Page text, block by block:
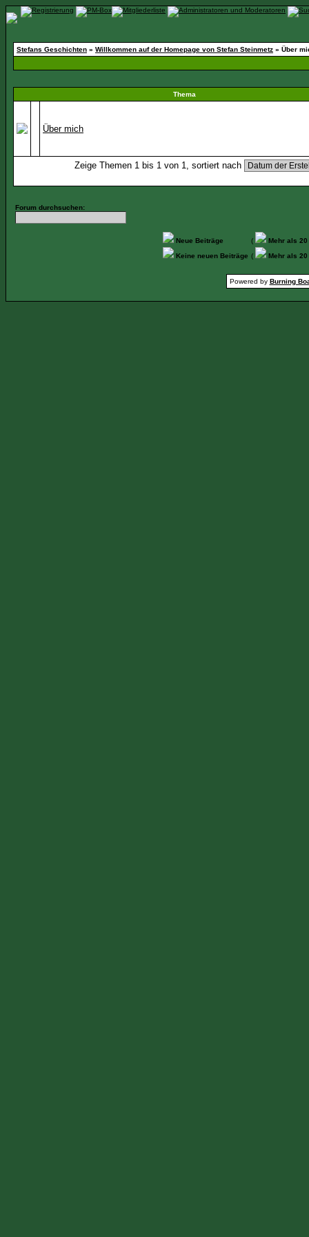
Stefans Geschichten » Willkommen auf der Homepage von Stefan Steinmetz » Über
Thema
Über mich
Zeige Themen 1 bis 1 von 1, sortiert nach
Forum durchsuchen:
Neue Beiträge (
Mehr als
Keine neuen Beiträge ( Mehr als
Powered by Burning